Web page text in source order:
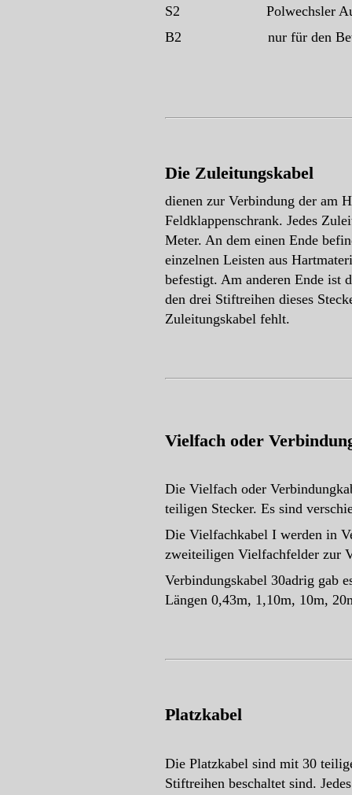
S2 Polwechsler
B2 nur für den Betrieb
Die Zuleitungskabel
dienen zur Verbindung der am
Feldklappenschrank. Jedes
Meter. An dem einen Ende
einzelnen Leisten aus
befestigt. Am anderen Ende ist
den drei Stiftreihen dieses
Zuleitungskabel fehlt.
Vielfach oder
Die Vielfach oder
teiligen Stecker. Es sind
Die Vielfachkabel I werden in
zweiteiligen Vielfachfelder zur
Verbindungskabel 30adrig gab
Längen 0,43m, 1,10m, 10m,
Platzkabel
Die Platzkabel sind mit 30
Stiftreihen beschaltet sind.